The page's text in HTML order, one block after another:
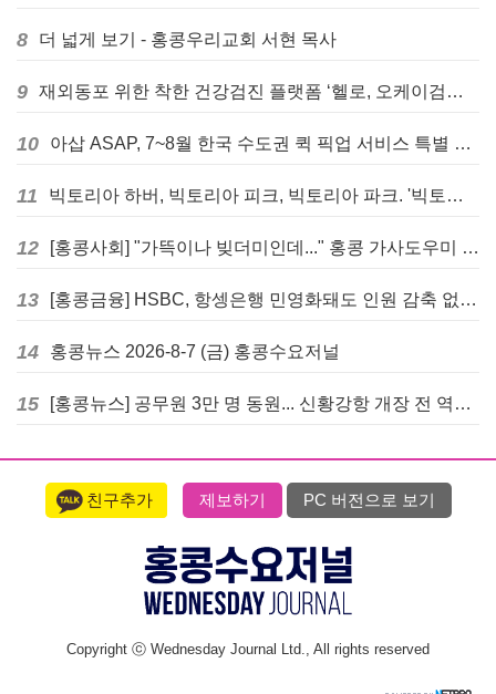
8 더 넓게 보기 - 홍콩우리교회 서현 목사
9 재외동포 위한 착한 건강검진 플랫폼 ‘헬로, 오케이검진’ 서비스 개시
10 아삽 ASAP, 7~8월 한국 수도권 퀵 픽업 서비스 특별 프로모션 실시
11 빅토리아 하버, 빅토리아 피크, 빅토리아 파크. '빅토리아’의 이름은 어떻게 온 걸까? - [이승권 원장의 생활칼럼]
12 [홍콩사회] "가뜩이나 빚더미인데..." 홍콩 가사도우미 대출 전면 금지 촉구
13 [홍콩금융] HSBC, 항셍은행 민영화돼도 인원 감축 없다... 독립 브랜드 유지
14 홍콩뉴스 2026-8-7 (금) 홍콩수요저널
15 [홍콩뉴스] 공무원 3만 명 동원... 신황강항 개장 전 역대급 훈련 실시
친구추가 제보하기 PC 버전으로 보기
Copyright ⓒ Wednesday Journal Ltd., All rights reserved